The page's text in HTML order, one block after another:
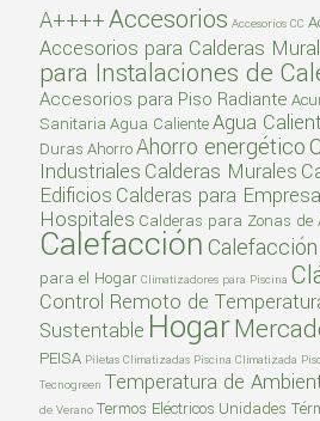
Climatizador a Gas
Climatizador Solar
A++++Accesorios Accesorios CC
Accesorios para Calderas
para Instalaciones de
Accesorios para Piso Radiante
Sanitaria Agua CalienteAgua
Duras AhorroAhorro energético
Industriales Calderas Murales
Edificios Calderas para
Hospitales Calderas para Zonas de
Calefacción
para el Hogar Climatizadores para Piscina
Control Remoto de
Sustentable Hogar
PEISA Piletas Climatizadas Piscina Climatizada
Tecnogreen Temperatura de
de Verano Termos Eléctricos Unidades